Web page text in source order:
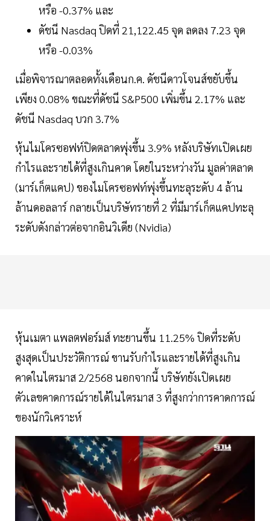
หรือ -0.37% และ
ดัชนี Nasdaq ปิดที่ 21,122.45 จุด ลดลง 7.23 จุด
หรือ -0.03%
เมื่อพิจารณาตลอดทั้งเดือนก.ค. ดัชนีดาวโจนส์ขยับขึ้น
เพียง 0.08% ขณะที่ดัชนี S&P500 เพิ่มขึ้น 2.17% และ
ดัชนี Nasdaq บวก 3.7%
หุ้นไมโครซอฟท์ปิดตลาดพุ่งขึ้น 3.9% หลังบริษัทเปิดเผย
กำไรและรายได้ที่สูงเกินคาด โดยในระหว่างวัน มูลค่าตลาด
(มาร์เก็ตแคป) ของไมโครซอฟท์พุ่งขึ้นทะลุระดับ 4 ล้าน
ล้านดอลลาร์ กลายเป็นบริษัทรายที่ 2 ที่มีมาร์เก็ตแคปทะลุ
ระดับดังกล่าวต่อจากอินวิเดีย (Nvidia)
หุ้นเมตา แพลตฟอร์มส์ ทะยานขึ้น 11.25% ปิดที่ระดับ
สูงสุดเป็นประวัติการณ์ ขานรับกำไรและรายได้ที่สูงเกิน
คาดในไตรมาส 2/2568 นอกจากนี้ บริษัทยังเปิดเผย
ตัวเลขคาดการณ์รายได้ในไตรมาส 3 ที่สูงกว่าการคาดการณ์
ของนักวิเคราะห์